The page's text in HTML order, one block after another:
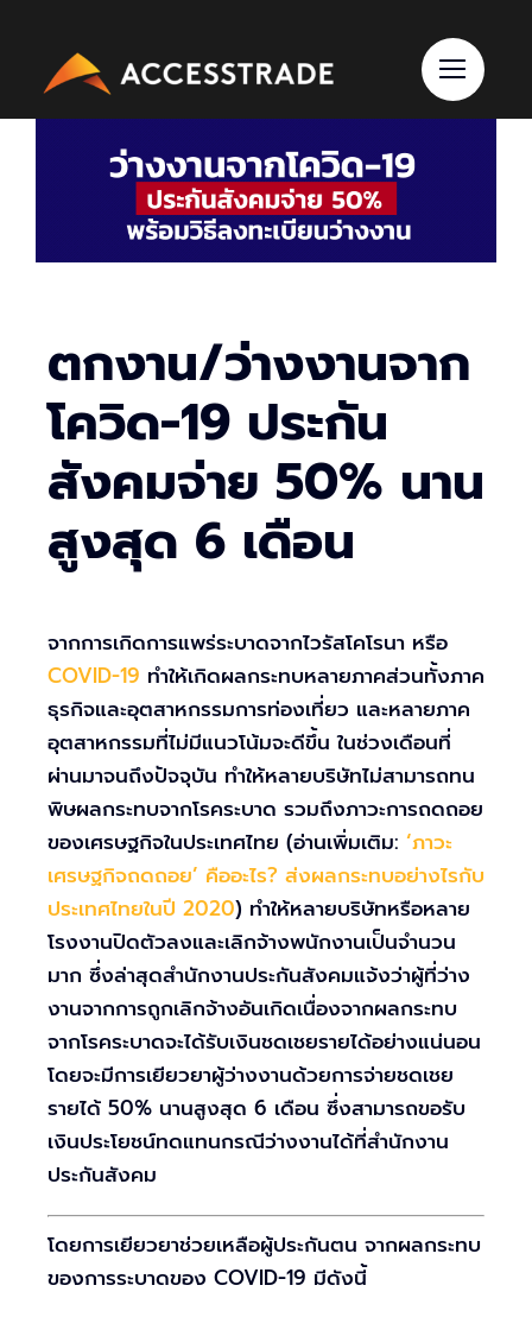
content
ตกงาน/ว่างงานจาก
โควิด-19 ประกัน
สังคมจ่าย 50% นาน
สูงสุด 6 เดือน
จากการเกิดการแพร่ระบาดจากไวรัสโคโรนา หรือ
COVID-19 ทำให้เกิดผลกระทบหลายภาคส่วนทั้งภาค
ธุรกิจและอุตสาหกรรมการท่องเที่ยว และหลายภาค
อุตสาหกรรมที่ไม่มีแนวโน้มจะดีขึ้น ในช่วงเดือนที่
ผ่านมาจนถึงปัจจุบัน ทำให้หลายบริษัทไม่สามารถทน
พิษผลกระทบจากโรคระบาด รวมถึงภาวะการถดถอย
ของเศรษฐกิจในประเทศไทย (อ่านเพิ่มเติม: ‘ภาวะ
เศรษฐกิจถดถอย’ คืออะไร? ส่งผลกระทบอย่างไรกับ
ประเทศไทยในปี 2020) ทำให้หลายบริษัทหรือหลาย
โรงงานปิดตัวลงและเลิกจ้างพนักงานเป็นจำนวน
มาก ซึ่งล่าสุดสำนักงานประกันสังคมแจ้งว่าผู้ที่ว่าง
งานจากการถูกเลิกจ้างอันเกิดเนื่องจากผลกระทบ
จากโรคระบาดจะได้รับเงินชดเชยรายได้อย่างแน่นอน
โดยจะมีการเยียวยาผู้ว่างงานด้วยการจ่ายชดเชย
รายได้ 50% นานสูงสุด 6 เดือน ซึ่งสามารถขอรับ
เงินประโยชน์ทดแทนกรณีว่างงานได้ที่สำนักงาน
ประกันสังคม
โดยการเยียวยาช่วยเหลือผู้ประกันตน จากผลกระทบ
ของการระบาดของ COVID-19 มีดังนี้